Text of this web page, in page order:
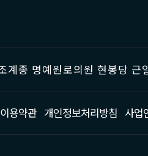
계종 명예원로의원 현봉당
이용약관 개인정보처리방침 사업